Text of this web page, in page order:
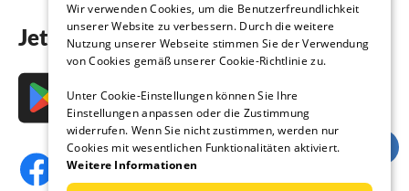
Jetzt die App downloaden
Wir verwenden Cookies, um die Benutzerfreundlichkeit
unserer Website zu verbessern. Durch die weitere
Nutzung unserer Webseite stimmen Sie der Verwendung
von Cookies gemäß unserer Cookie-Richtlinie zu.
Unter Cookie-Einstellungen können Sie Ihre
Einstellungen anpassen oder die Zustimmung
widerrufen. Wenn Sie nicht zustimmen, werden nur
Cookies mit wesentlichen Funktionalitäten aktiviert.
Weitere Informationen